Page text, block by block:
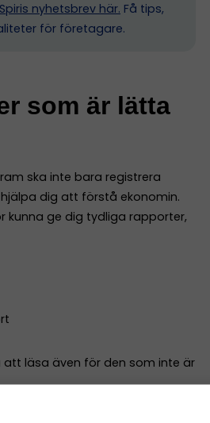
nyhetsbrev här. Få tips,
för företagare.
som är lätta
ska inte bara registrera
dig att förstå ekonomin.
kunna ge dig tydliga rapporter,
att läsa även för den som inte är